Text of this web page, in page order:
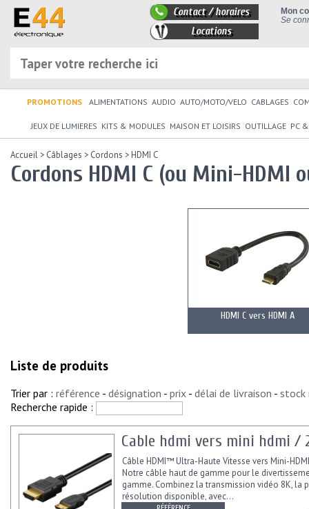
Mon
Se
Contact / horaires
Locations
PROMOTIONS ALIMENTATIONS AUDIO AUTO/MOTO/VELO CABLAGES
JEUX DE LUMIERES KITS & MODULES MAISON ET LOISIRS OUTILLAGE PC
Accueil > Câblages > Cordons >HDMI C
Cordons HDMI C (ou Mini-HDMI
HDMI C vers HDMI A
Liste de produits
Trier par : référence - désignation - prix - délai de livraison - stock
Recherche rapide :
Cable hdmi vers mini hdmi /
Câble HDMI™ Ultra-Haute Vitesse vers Mini-
Notre câble haut de gamme pour le
gamme. Combinez la transmission vidéo 8K, la
résolution disponible, avec...